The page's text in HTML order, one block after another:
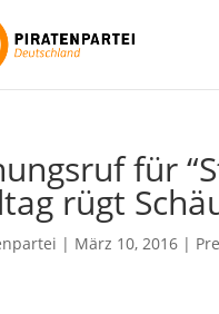
für
rügt
| März 10, 2016 |